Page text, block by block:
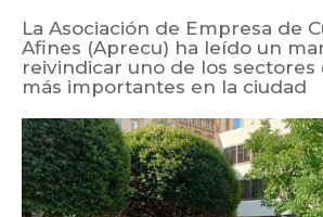
La Asociación de Empresa de
Afines (Aprecu) ha leído un
reivindicar uno de los sectores
más importantes en la ciudad